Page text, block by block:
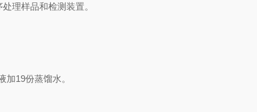
理样品和检测装置。
加19份蒸馏水。